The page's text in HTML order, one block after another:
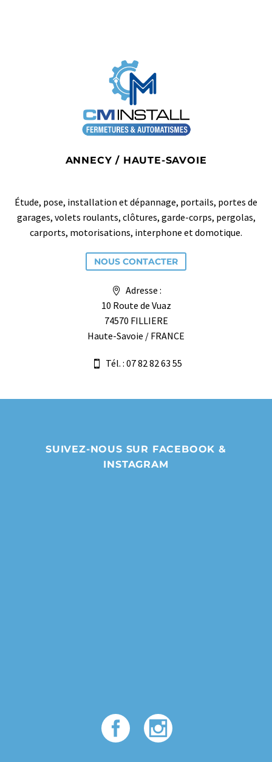
ANNECY / HAUTE-SAVOIE
Étude, pose, installation et dépannage, portails, portes de
garages, volets roulants, clôtures, garde-corps, pergolas,
carports, motorisations, interphone et domotique.
NOUS CONTACTER
Adresse :
10 Route de Vuaz
74570 FILLIERE
Haute-Savoie / FRANCE
Tél. : 07 82 82 63 55
SUIVEZ-NOUS SUR FACEBOOK &
INSTAGRAM